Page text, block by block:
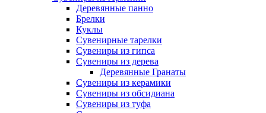
Деревянные панно
Брелки
Куклы
Сувенирные тарелки
Сувениры из гипса
Сувениры из дерева
Деревянные Гранаты
Сувениры из керамики
Сувениры из обсидиана
Сувениры из туфа